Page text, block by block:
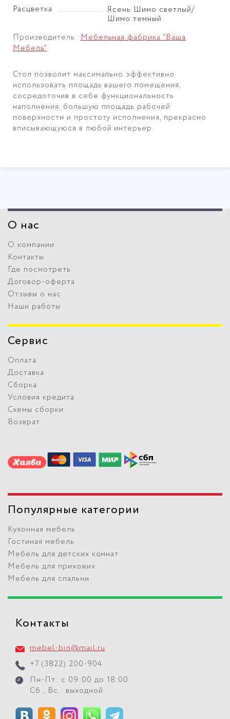
Расцветка
Ясень Шимо светлый/
Шимо темный
Производитель:Мебельная фабрика "Ваша
Мебель"
Стол позволит максимально эффективно
использовать площадь вашего помещения,
сосредоточив в себе функциональность
наполнения, большую площадь рабочей
поверхности и простоту исполнения, прекрасно
вписывающуюся в любой интерьер.
О нас
О компании
Контакты
Где посмотреть
Договор-оферта
Отзывы о нас
Наши работы
Сервис
Оплата
Доставка
Сборка
Условия кредита
Схемы сборки
Возврат
Популярные категории
Кухонная мебель
Гостиная мебель
Мебель для детских комнат
Мебель для прихожих
Мебель для спальни
Контакты
mebel-bin@mail.ru
+7 (3822) 200-904
Пн-Пт: с 09:00 до 18:00
Сб., Вс.: выходной